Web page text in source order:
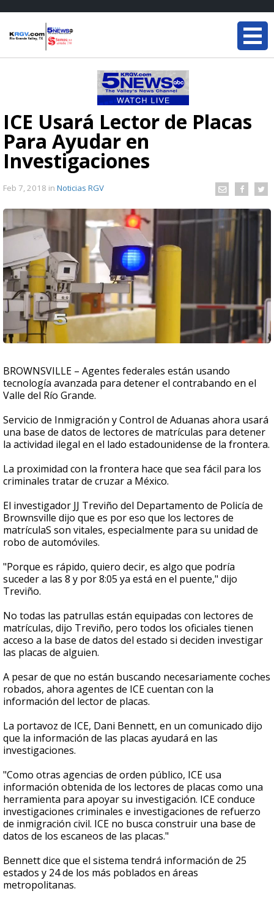
ICE Usará Lector de Placas
Para Ayudar en
Investigaciones
Feb 7, 2018 in Noticias RGV
BROWNSVILLE – Agentes federales están usando
tecnología avanzada para detener el contrabando en el
Valle del Río Grande.
Servicio de Inmigración y Control de Aduanas ahora usará
una base de datos de lectores de matrículas para detener
la actividad ilegal en el lado estadounidense de la frontera.
La proximidad con la frontera hace que sea fácil para los
criminales tratar de cruzar a México.
El investigador JJ Treviño del Departamento de Policía de
Brownsville dijo que es por eso que los lectores de
matrículaS son vitales, especialmente para su unidad de
robo de automóviles.
"Porque es rápido, quiero decir, es algo que podría
suceder a las 8 y por 8:05 ya está en el puente," dijo
Treviño.
No todas las patrullas están equipadas con lectores de
matrículas, dijo Treviño, pero todos los oficiales tienen
acceso a la base de datos del estado si deciden investigar
las placas de alguien.
A pesar de que no están buscando necesariamente coches
robados, ahora agentes de ICE cuentan con la
información del lector de placas.
La portavoz de ICE, Dani Bennett, en un comunicado dijo
que la información de las placas ayudará en las
investigaciones.
"Como otras agencias de orden público, ICE usa
información obtenida de los lectores de placas como una
herramienta para apoyar su investigación. ICE conduce
investigaciones criminales e investigaciones de refuerzo
de inmigración civil. ICE no busca construir una base de
datos de los escaneos de las placas."
Bennett dice que el sistema tendrá información de 25
estados y 24 de los más poblados en áreas
metropolitanas.